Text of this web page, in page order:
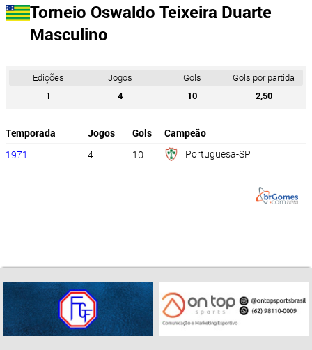
Torneio Oswaldo Teixeira Duarte
Masculino
Edições Jogos Gols
Gols por partida
1
4 10 2,50
Temporada Jogos Gols
Campeão
1971
4 10 Portuguesa-SP